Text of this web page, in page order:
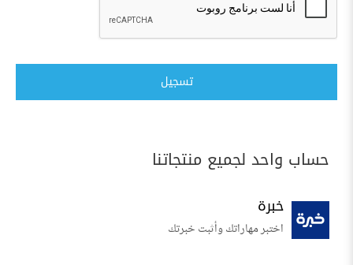
تسجيل
حساب واحد لجميع منتجاتنا
خبرة
اختبر مهاراتك وأثبت خبرتك